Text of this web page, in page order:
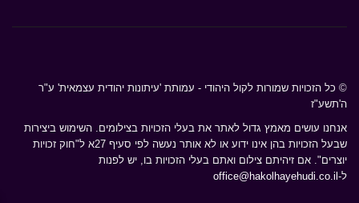
© כל הזכויות שמורות לקול היהודי - עמותת 'עיתונות יהודית עצמאית' ע"ר
ה'תשע"ז
אנחנו עושים מאמץ גדול לאתר את בעלי הזכויות בצילומים. השימוש ביצירות
שבעל הזכויות בהן אינו ידוע או לא אותר נעשה לפי סעיף 27א ל"חוק זכויות
יוצרים". אם זיהיתם צילום ואתם בעלי הזכויות בו, יש לפנות
ל-office@hakolhayehudi.co.il